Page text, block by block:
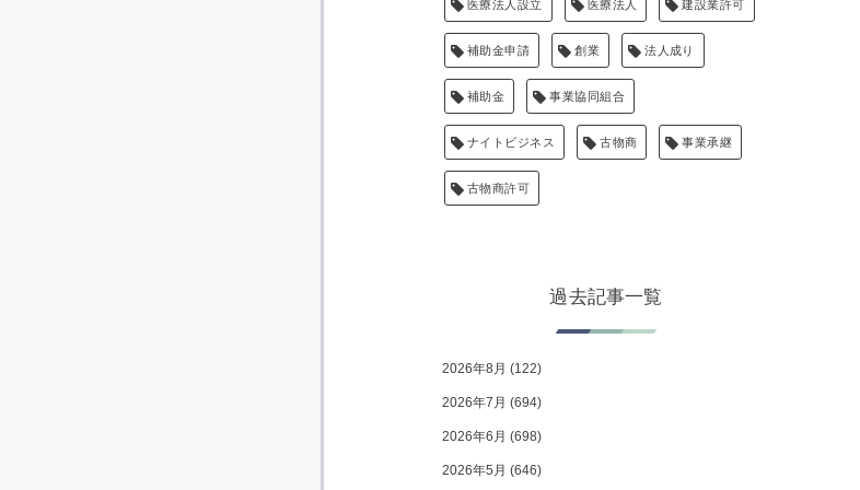
医療法人設立 医療法人 建設業許可
補助金申請 創業 法人成り
補助金 事業協同組合
ナイトビジネス 古物商 事業承継
古物商許可
過去記事一覧
2026年8月 (122)
2026年7月 (694)
2026年6月 (698)
2026年5月 (646)